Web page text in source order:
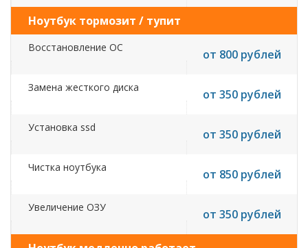
Ноутбук тормозит / тупит
Восстановление ОС от 800 рублей
Замена жесткого диска от 350 рублей
Установка ssd от 350 рублей
Чистка ноутбука от 850 рублей
Увеличение ОЗУ от 350 рублей